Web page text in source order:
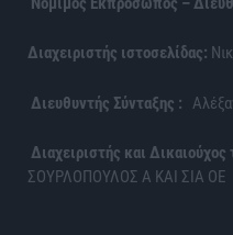
Διαχειριστής ιστοσελίδας:
Διευθυντής Σύνταξης :
Διαχειριστής και
ΣΟΥΡΛΟΠΟΥΛΟΣ Α ΚΑΙ ΣΙΑ ΟΕ